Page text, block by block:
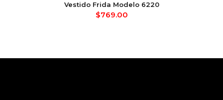
Vestido Frida Modelo 6220
$769.00